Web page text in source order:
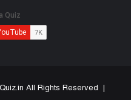
All Rights Reserved |